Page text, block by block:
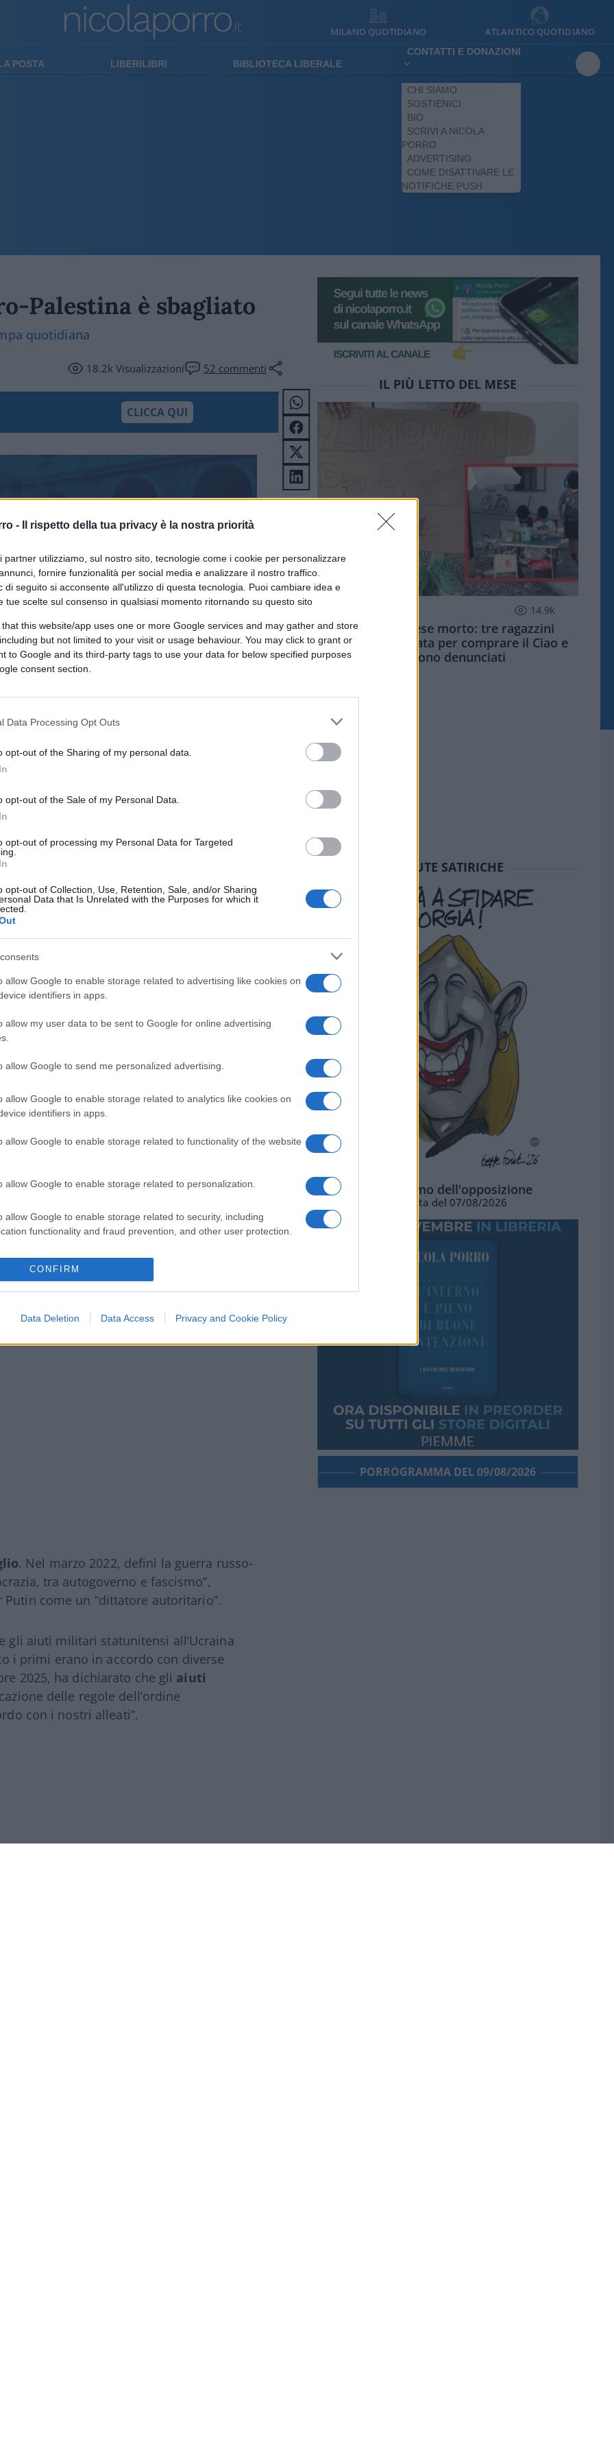
- Il rispetto della tua privacy è la nostra priorità
partner utilizziamo, sul nostro sito, tecnologie come i cookie per personalizzare
fornire funzionalità per social media e analizzare il nostro traffico.
di seguito si acconsente all'utilizzo di questa tecnologia. Puoi cambiare idea e
tue scelte sul consenso in qualsiasi momento ritornando su questo sito
that this website/app uses one or more Google services and may gather and store
but not limited to your visit or usage behaviour. You may click to grant or
to Google and its third-party tags to use your data for below specified purposes
consent section.
Data Processing Opt Outs
opt-out of the Sharing of my personal data.
opt-out of the Sale of my Personal Data.
opt-out of processing my Personal Data for Targeted
opt-out of Collection, Use, Retention, Sale, and/or Sharing
Data that Is Unrelated with the Purposes for which it
allow Google to enable storage related to advertising like cookies on
identifiers in apps.
allow my user data to be sent to Google for online advertising
allow Google to send me personalized advertising.
allow Google to enable storage related to analytics like cookies on
identifiers in apps.
allow Google to enable storage related to functionality of the website
allow Google to enable storage related to personalization.
allow Google to enable storage related to security, including
functionality and fraud prevention, and other user protection.
CONFIRM
Data Deletion Data Access Privacy and Cookie Policy
MILANO QUOTIDIANO ATLANTICO QUOTIDIANO
POSTA LIBERILIBRI BIBLIOTECA LIBERALE
CONTATTI E DONAZIONI
CHI SIAMO
SOSTIENICI
BIO
SCRIVI A NICOLA
PORRO
ADVERTISING
COME DISATTIVARE LE
NOTIFICHE PUSH
Palestina è sbagliato
quotidiana
18.2kVisualizzazioni 52 commenti
CLICCA QUI
dietro il personaggio
Ma sul Covid e sui vaccini non dice
. Nel marzo 2022, definì la guerra russo-
tra autogoverno e fascismo”,
come un “dittatore autoritario”.
gli aiuti militari statunitensi all’Ucraina
i primi erano in accordo con diverse
2025, ha dichiarato che gli aiuti
delle regole dell’ordine
con i nostri alleati”.
IL PIÙ LETTO DEL MESE
14.9k
Siamo un Paese morto: tre ragazzini
vendono limonata per comprare il Ciao e
vengono denunciati
SEDUTE SATIRICHE
L'ottimismo dell'opposizione
Vignetta del 07/08/2026
PORROGRAMMA DEL 09/08/2026